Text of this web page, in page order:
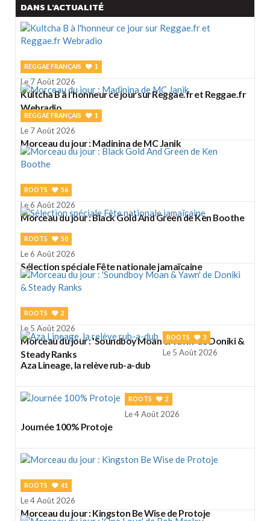
DANS L'ACTUALITÉ
REGGAE FRANÇAIS 1
Le 7 Août 2026
Kultcha B à l'honneur ce jour sur Reggae.fr et Reggae.fr
Webradio
REGGAE FRANÇAIS 1
Le 7 Août 2026
Morceau du jour : Madinina de MC Janik
ROOTS 56
Le 6 Août 2026
Morceau du jour : Black Gold And Green de Ken Boothe
ROOTS 50
Le 6 Août 2026
Sélection spéciale Fête nationale jamaïcaine
ROOTS 2
Le 5 Août 2026
Morceau du jour : 'Soundboy Moan & Yawn' de Doniki &
Steady Ranks
ROOTS 3
Le 5 Août 2026
Aza Lineage, la relève rub-a-dub
ROOTS 2
Le 4 Août 2026
Journée 100% Protoje
ROOTS 41
Le 4 Août 2026
Morceau du jour : Kingston Be Wise de Protoje